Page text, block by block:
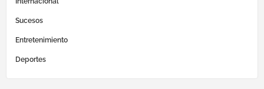
Sucesos
Entretenimiento
Deportes